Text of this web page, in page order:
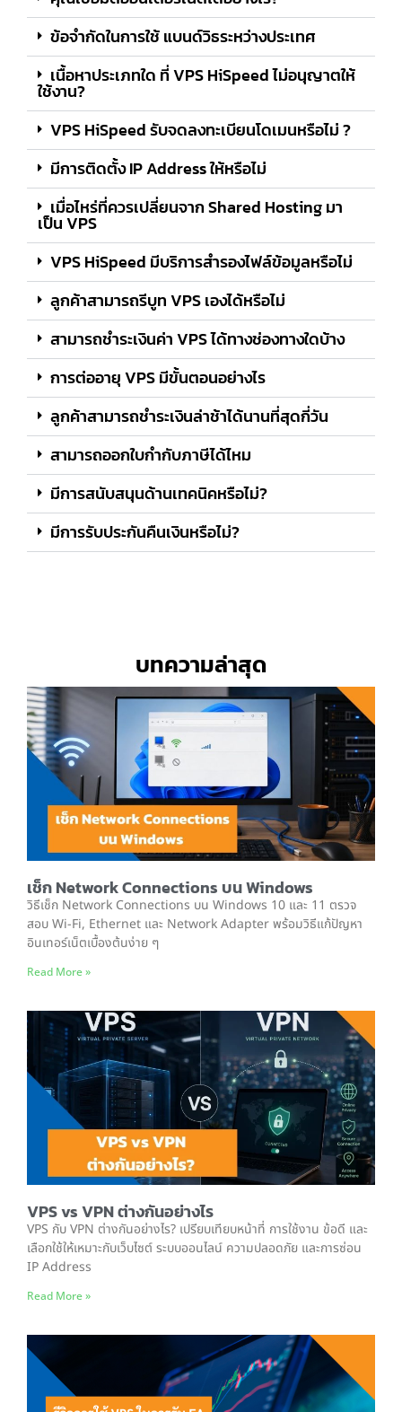
ข้อจำกัดในการใช้ แบนด์วิธระหว่างประเทศ
เนื้อหาประเภทใด ที่ VPS HiSpeed ไม่อนุญาตให้
ใช้งาน?
VPS HiSpeed รับจดลงทะเบียนโดเมนหรือไม่ ?
มีการติดตั้ง IP Address ให้หรือไม่
เมื่อไหร่ที่ควรเปลี่ยนจาก Shared Hosting มา
เป็น VPS
VPS HiSpeed มีบริการสำรองไฟล์ข้อมูลหรือไม่
ลูกค้าสามารถรีบูท VPS เองได้หรือไม่
สามารถชำระเงินค่า VPS ได้ทางช่องทางใดบ้าง
การต่ออายุ VPS มีขั้นตอนอย่างไร
ลูกค้าสามารถชำระเงินล่าช้าได้นานที่สุดกี่วัน
สามารถออกใบกำกับภาษีได้ไหม
มีการสนับสนุนด้านเทคนิคหรือไม่?
มีการรับประกันคืนเงินหรือไม่?
บทความล่าสุด
เช็ก Network Connections บน Windows
วิธีเช็ก Network Connections บน Windows 10 และ 11 ตรวจ
สอบ Wi-Fi, Ethernet และ Network Adapter พร้อมวิธีแก้ปัญหา
อินเทอร์เน็ตเบื้องต้นง่าย ๆ
Read More »
VPS vs VPN ต่างกันอย่างไร
VPS กับ VPN ต่างกันอย่างไร? เปรียบเทียบหน้าที่ การใช้งาน ข้อดี และ
เลือกใช้ให้เหมาะกับเว็บไซต์ ระบบออนไลน์ ความปลอดภัย และการซ่อน
IP Address
Read More »